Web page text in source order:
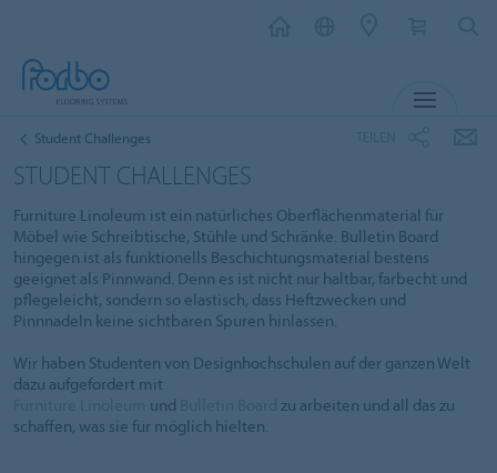
Student Challenges
STUDENT CHALLENGES
Furniture Linoleum ist ein natürliches Oberflächenmaterial für
Möbel wie Schreibtische, Stühle und Schränke. Bulletin Board
hingegen ist als funktionells Beschichtungsmaterial bestens
geeignet als Pinnwand. Denn es ist nicht nur haltbar, farbecht und
pflegeleicht, sondern so elastisch, dass Heftzwecken und
Pinnnadeln keine sichtbaren Spuren hinlassen.
Wir haben Studenten von Designhochschulen auf der ganzen Welt
dazu aufgefordert mit
und
zu arbeiten und all das zu
schaffen, was sie für möglich hielten.